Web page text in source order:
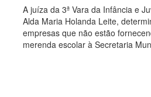
A juíza da 3ª Vara da Infância e
Alda Maria Holanda Leite,
empresas que não estão
merenda escolar à Secretaria